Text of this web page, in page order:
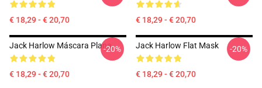
€ 18,29 - € 20,70 € 18,29 - € 20,70
Jack Harlow Máscara Plana
€ 18,29 - € 20,70
-20% Jack Harlow Flat Mask
€ 18,29 - € 20,70
-20%